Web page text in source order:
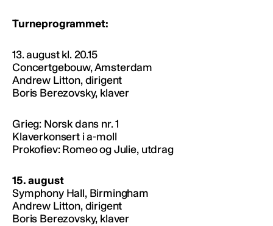
Turneprogrammet:
13. august kl. 20.15
Concertgebouw, Amsterdam
Andrew Litton, dirigent
Boris Berezovsky, klaver
Grieg: Norsk dans nr. 1
Klaverkonsert i a-moll
Prokofiev: Romeo og Julie, utdrag
15. august
Symphony Hall, Birmingham
Andrew Litton, dirigent
Boris Berezovsky, klaver